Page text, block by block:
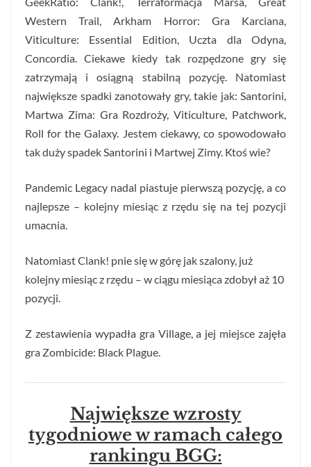
Western Trail, Arkham Horror: Gra Karciana,
Viticulture: Essential Edition, Uczta dla Odyna,
Concordia. Ciekawe kiedy tak rozpędzone gry się
zatrzymają i osiągną stabilną pozycję. Natomiast
największe spadki zanotowały gry, takie jak: Santorini,
Martwa Zima: Gra Rozdroży, Viticulture, Patchwork,
Roll for the Galaxy. Jestem ciekawy, co spowodowało
tak duży spadek Santorini i Martwej Zimy. Ktoś wie?
Pandemic Legacy nadal piastuje pierwszą pozycję, a co
najlepsze – kolejny miesiąc z rzędu się na tej pozycji
umacnia.
Natomiast Clank! pnie się w górę jak szalony, już
kolejny miesiąc z rzędu – w ciągu miesiąca zdobył aż 10
pozycji.
Z zestawienia wypadła gra Village, a jej miejsce zajęła
gra Zombicide: Black Plague.
Największe wzrosty
tygodniowe w ramach całego
rankingu BGG: